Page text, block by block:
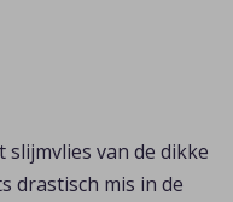
van de dikke
drastisch mis in de